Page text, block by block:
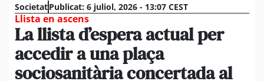
SocietatPublicat: 6 juliol, 2026 - 13:07 CEST
Llista en ascens
La llista d’espera actual per
accedir a una plaça
sociosanitària concertada al